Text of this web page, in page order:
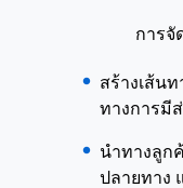
การจั
สร้างเส้น
ทางการมี
นำทางลูก
ปลายทาง